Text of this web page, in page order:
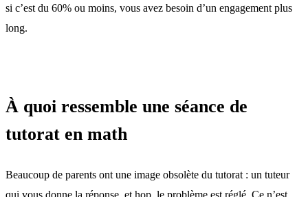
si c’est du 60% ou moins, vous avez besoin d’un engagement plus
long.
À quoi ressemble une séance de
tutorat en math
Beaucoup de parents ont une image obsolète du tutorat : un tuteur
qui vous donne la réponse, et hop, le problème est réglé. Ce n’est